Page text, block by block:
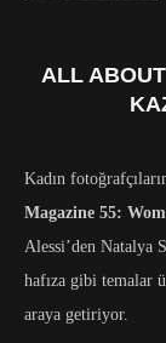
ALL
Kadın
Magazine 55:
Alessi’den Natalya
hafıza gibi temalar
araya getiriyor.